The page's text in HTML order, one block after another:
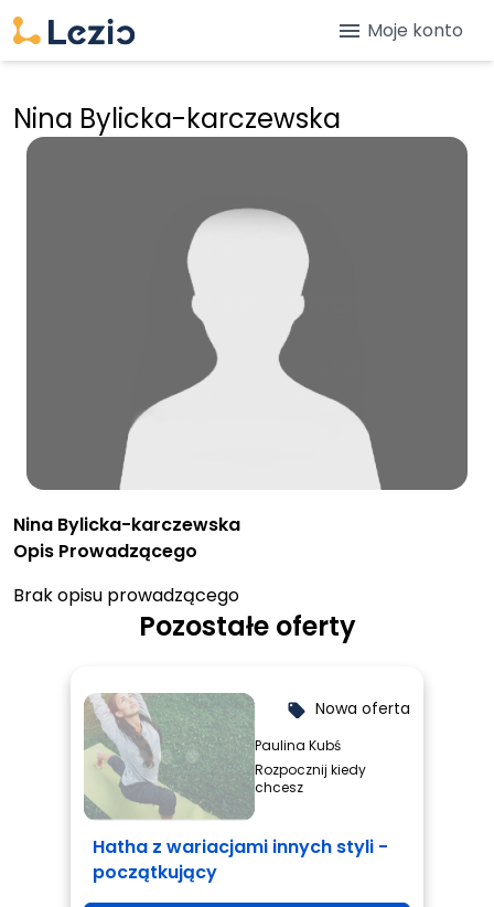
menu Moje konto
Nina Bylicka-karczewska
Nina Bylicka-karczewska
Opis Prowadzącego
Brak opisu prowadzącego
Pozostałe oferty
local_offer Nowa oferta
Paulina Kubś
Rozpocznij kiedy
chcesz
Hatha z wariacjami innych styli -
początkujący